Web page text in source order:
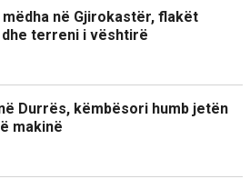
në Gjirokastër, flakët
terreni i vështirë
Durrës, këmbësori humb jetën
makinë